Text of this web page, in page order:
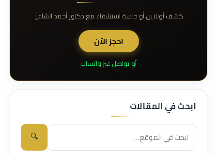
كشف أونلاين أو جلسة استشفاء مع دكتور أحمد الشاعر.
احجز الآن
أو تواصل عبر واتساب
ابحث في المقالات
🔍